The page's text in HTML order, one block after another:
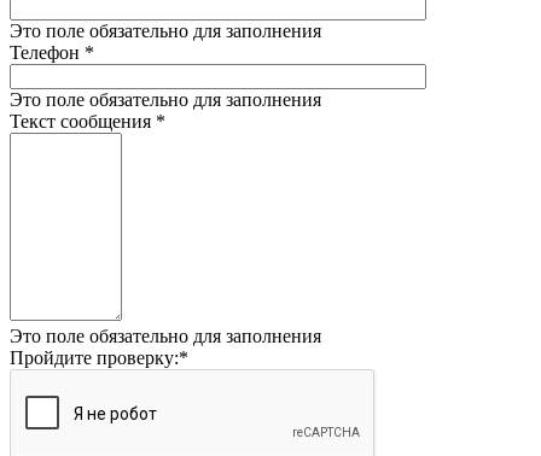
Это поле обязательно для заполнения
Телефон *
Это поле обязательно для заполнения
Текст сообщения *
Это поле обязательно для заполнения
Пройдите проверку:*